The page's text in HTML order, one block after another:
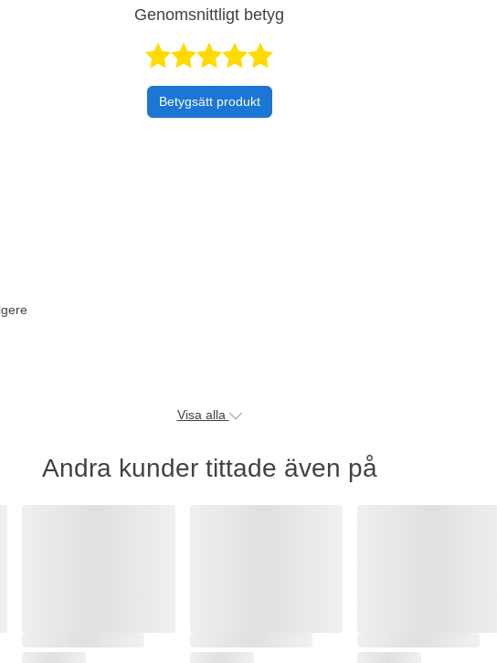
Genomsnittligt betyg
Betygsatt 5 av 5
Betygsätt produkt
Visa alla
Andra kunder tittade även på